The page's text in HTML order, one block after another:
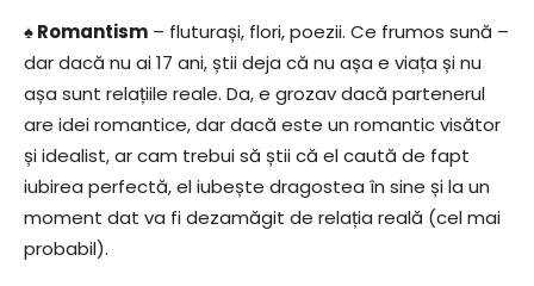
♠ Romantism – fluturași, flori, poezii. Ce frumos sună –
dar dacă nu ai 17 ani, știi deja că nu așa e viața și nu
așa sunt relațiile reale. Da, e grozav dacă partenerul
are idei romantice, dar dacă este un romantic visător
și idealist, ar cam trebui să știi că el caută de fapt
iubirea perfectă, el iubește dragostea în sine și la un
moment dat va fi dezamăgit de relația reală (cel mai
probabil).